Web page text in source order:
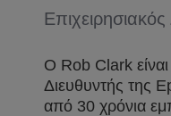
Ο Rob Clark
Διευθυντής της
από 30 χρόνια